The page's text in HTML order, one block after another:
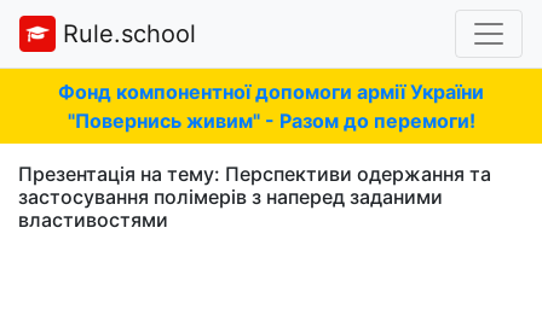
Rule.school
Фонд компонентної допомоги армії України
"Повернись живим" - Разом до перемоги!
Презентація на тему: Перспективи одержання та
застосування полімерів з наперед заданими
властивостями